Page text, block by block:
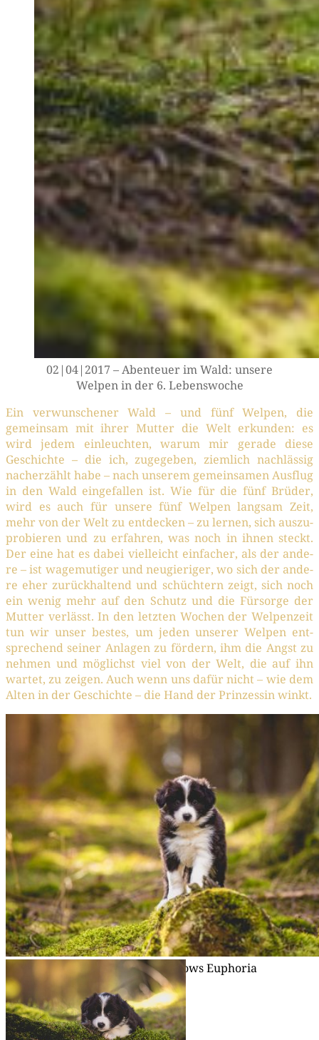
02|04|2017 – Aben­teu­er im Wald: unse­re
Wel­pen in der 6. Lebenswoche
Ein ver­wun­sche­ner Wald – und fünf Wel­pen, die
gemein­sam mit ihrer Mut­ter die Welt erkun­den: es
wird jedem ein­leuch­ten, war­um mir gera­de die­se
Geschich­te – die ich, zuge­ge­ben, ziem­lich nach­läs­sig
nach­er­zählt habe – nach unse­rem gemein­sa­men Aus­flug
in den Wald ein­ge­fal­len ist. Wie für die fünf Brü­der,
wird es auch für unse­re fünf Wel­pen lang­sam Zeit,
mehr von der Welt zu ent­de­cken – zu ler­nen, sich aus­zu­
pro­bie­ren und zu erfah­ren, was noch in ihnen steckt.
Der eine hat es dabei viel­leicht ein­fa­cher, als der ande­
re – ist wage­mu­ti­ger und neu­gie­ri­ger, wo sich der ande­
re eher zurück­hal­tend und schüch­tern zeigt, sich noch
ein wenig mehr auf den Schutz und die Für­sor­ge der
Mut­ter ver­lässt. In den letz­ten Wochen der Wel­pen­zeit
tun wir unser bes­tes, um jeden unse­rer Wel­pen ent­
spre­chend sei­ner Anla­gen zu för­dern, ihm die Angst zu
neh­men und mög­lichst viel von der Welt, die auf ihn
war­tet, zu zei­gen. Auch wenn uns dafür nicht – wie dem
Alten in der Geschich­te – die Hand der Prin­zes­sin winkt.
02|04|2017 – »Ella«, Broad­me­a­dows Euphoria